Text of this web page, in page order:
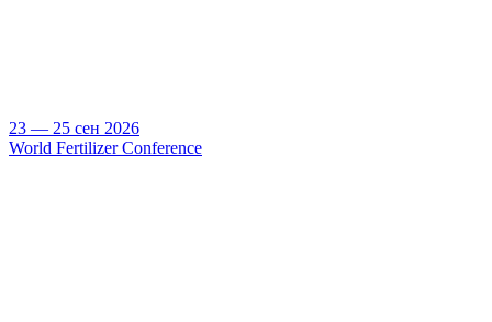
23 — 25 сен 2026
World Fertilizer Conference